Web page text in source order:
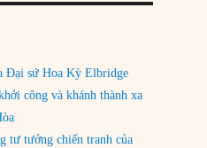
Đại sứ Hoa Kỳ Elbridge
công và khánh thành xa
tư tưởng chiến tranh của